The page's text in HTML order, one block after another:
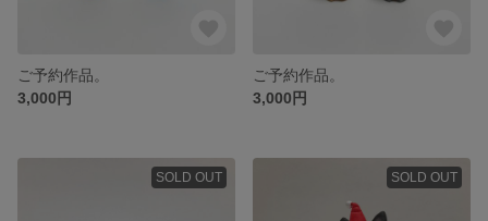
ご予約作品。
3,000円
ご予約作品。
3,000円
SOLD OUT SOLD OUT